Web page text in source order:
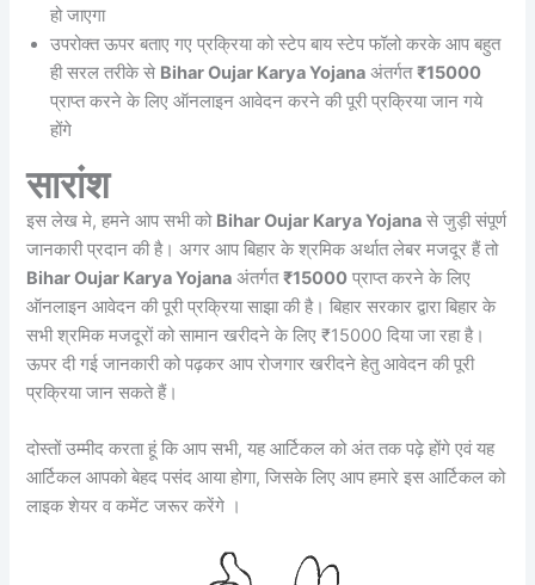
हो जाएगा
उपरोक्त ऊपर बताए गए प्रक्रिया को स्टेप बाय स्टेप फॉलो करके आप बहुत
ही सरल तरीके से Bihar Oujar Karya Yojana अंतर्गत₹15000
प्राप्त करने के लिए ऑनलाइन आवेदन करने की पूरी प्रक्रिया जान गये
होंगे
सारांश
इस लेख मे, हमने आप सभी को Bihar Oujar Karya Yojana से जुड़ी संपूर्ण
जानकारी प्रदान की है। अगर आप बिहार के श्रमिक अर्थात लेबर मजदूर हैं तो
Bihar Oujar Karya Yojana अंतर्गत₹15000 प्राप्त करने के लिए
ऑनलाइन आवेदन की पूरी प्रक्रिया साझा की है। बिहार सरकार द्वारा बिहार के
सभी श्रमिक मजदूरों को सामान खरीदने के लिए ₹15000 दिया जा रहा है।
ऊपर दी गई जानकारी को पढ़कर आप रोजगार खरीदने हेतु आवेदन की पूरी
प्रक्रिया जान सकते हैं।
दोस्तों उम्मीद करता हूं कि आप सभी, यह आर्टिकल को अंत तक पढ़े होंगे एवं यह
आर्टिकल आपको बेहद पसंद आया होगा, जिसके लिए आप हमारे इस आर्टिकल को
लाइक शेयर व कमेंट जरूर करेंगे ।